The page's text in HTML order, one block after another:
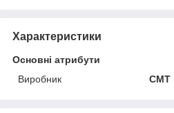
Характеристики
Основні атрибути
Виробник
CMT